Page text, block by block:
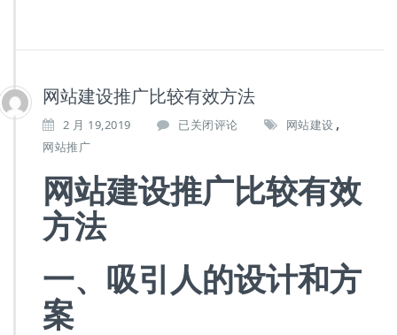
网站建设推广比较有效方法
2 月 19,2019
网
设
推
广
有
效
已关闭评论 网站建设 ,
网站推广
网站建设推广比较有效
方法
一、 吸引 人的设计和方
案